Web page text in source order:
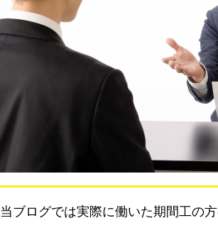
当ブログでは実際に働いた期間工の